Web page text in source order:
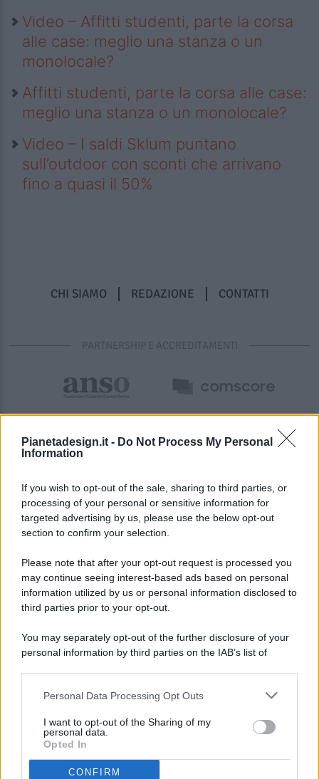
Pianetadesign.it - Do Not Process My Personal
Information
If you wish to opt-out of the sale, sharing to third parties, or
processing of your personal or sensitive information for
targeted advertising by us, please use the below opt-out
section to confirm your selection.
Please note that after your opt-out request is processed you
may continue seeing interest-based ads based on personal
information utilized by us or personal information disclosed to
third parties prior to your opt-out.
You may separately opt-out of the further disclosure of your
personal information by third parties on the IAB’s list of
This information may also be disclosed by us to third parties
disclose it to other third parties.
Personal Data Processing Opt Outs
I want to opt-out of the Sharing of my
personal data.
Opted In
CONFIRM
Video – Affitti studenti, parte la corsa
alle case: meglio una stanza o un
monolocale?
Affitti studenti, parte la corsa alle case:
meglio una stanza o un monolocale?
Video – I saldi Sklum puntano
sull’outdoor con sconti che arrivano
fino a quasi il 50%
CHI SIAMO REDAZIONE CONTATTI
PARTNERSHIP E ACCREDITAMENTI
© 2026 - Pianeta Design - P.IVA 04827280654 - Testata
Registrata Al Tribunale Di Nocera Inferiore N. 8/2020 - RG N.
ISCRIZIONE AL ROC N. 35792 – ISCRITTA ALL’ANSO
(ASSOCIAZIONE NAZIONALE STAMPA ONLINE)
PREFERENZE PRIVACY